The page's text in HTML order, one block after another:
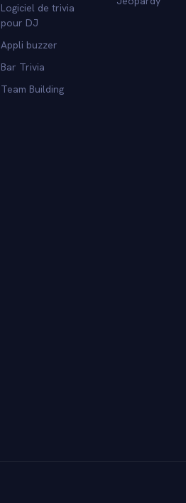
Logiciel de trivia
pour DJ
Appli buzzer
Bar Trivia
Team Building